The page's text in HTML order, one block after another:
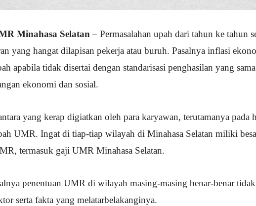
Minahasa Selatan – Permasalahan upah dari tahun ke tahun
yang hangat dilapisan pekerja atau buruh. Pasalnya inflasi
apabila tidak disertai dengan standarisasi penghasilan yang
ekonomi dan sosial.
yang kerap digiatkan oleh para karyawan, terutamanya pada
UMR. Ingat di tiap-tiap wilayah di Minahasa Selatan miliki
termasuk gaji UMR Minahasa Selatan.
penentuan UMR di wilayah masing-masing benar-benar tidak
serta fakta yang melatarbelakanginya.